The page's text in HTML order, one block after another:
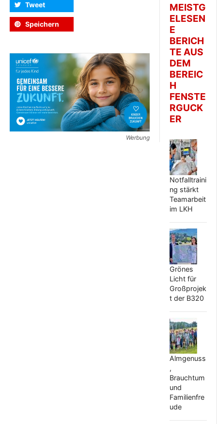
Tweet
Speichern
Werbung
MEISTG
ELESEN
E
BERICH
TE AUS
DEM
BEREIC
H
FENSTE
RGUCK
ER
Notfalltraini
ng stärkt
Teamarbeit
im LKH
Grönes
Licht für
Großprojek
t der B320
Almgenuss
,
Brauchtum
und
Familienfre
ude